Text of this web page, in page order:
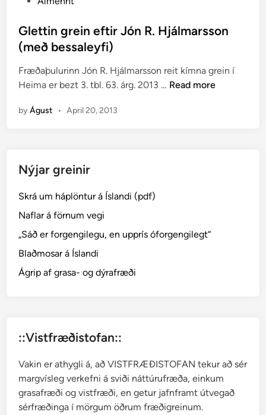
s
t
d
i
Glettin grein eftir Jón R. Hjálmarsson
(með bessaleyfi)
Fræðaþulurinn Jón R. Hjálmarsson reit kímna grein í
Heima er bezt 3. tbl. 63. árg. 2013 … G
n
R
.
H
j
Read more
byÁgust • April 20, 2013
Nýjar greinir
Skrá um háplöntur á Íslandi (pdf)
Naflar á förnum vegi
„Sáð er forgengilegu, en upprís óforgengilegt“
Blaðmosar á Íslandi
Ágrip af grasa- og dýrafræði
::Vistfræðistofan::
Vakin er athygli á, að VISTFRÆÐISTOFAN tekur að sér
margvísleg verkefni á sviði náttúrufræða, einkum
grasafræði og vistfræði, en getur jafnframt útvegað
sérfræðinga í mörgum öðrum fræðigreinum.